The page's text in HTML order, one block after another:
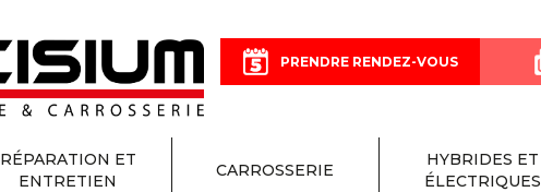
PRENDRE RENDEZ-VOUS
RÉPARATION ET
ENTRETIEN
CARROSSERIE
HYBRIDES ET
ÉLECTRIQUES